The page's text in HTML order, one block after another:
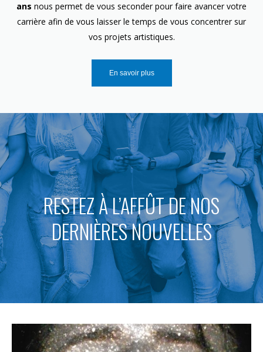
ans nous permet de vous seconder pour faire avancer votre
carrière afin de vous laisser le temps de vous concentrer sur
vos projets artistiques.
En savoir plus
RESTEZ À L’AFFÛT DE NOS
DERNIÈRES NOUVELLES